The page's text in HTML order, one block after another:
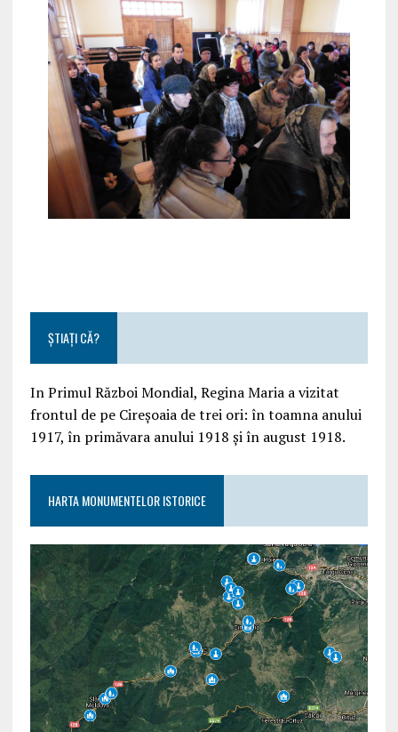
ȘTIAȚI CĂ?
In Primul Război Mondial, Regina Maria a vizitat
frontul de pe Cireșoaia de trei ori: în toamna anului
1917, în primăvara anului 1918 și în august 1918.
HARTA MONUMENTELOR ISTORICE